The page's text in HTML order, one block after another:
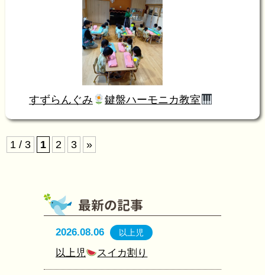
すずらんぐみ 鍵盤ハーモニカ教室
1 / 3 1 2 3 »
2026.08.06 以上児
以上児 スイカ割り